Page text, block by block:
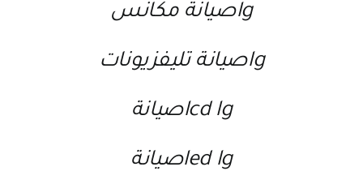
lgصيانة مكانس
lgصيانة تليفزيونات
lcd lgصيانة
led lgصيانة